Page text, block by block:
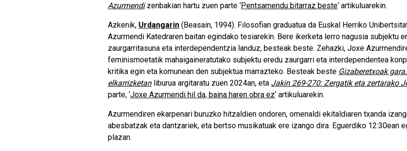
Azurmendizenbakian hartu zuen parte ‘Pentsamendu bitarraz beste‘ artikuluarekin.
Azkenik, Urdangarin (Beasain, 1994). Filosofian graduatua da Euskal Herriko
Azurmendi Katedraren baitan egindako tesiarekin. Bere ikerketa lerro nagusia subjektu
zaurgarritasuna eta interdependentzia landuz, besteak beste. Zehazki, Joxe
feminismoetatik mahaigaineratutako subjektu eredu zaurgarri eta interdependentea
kritika egin eta komunean den subjektua marrazteko. Besteak beste Gizaberetxoak
elkarrizketanliburua argitaratu zuen 2024an, eta Jakin 269-270: Zergatik eta zertarako
parte, ‘Joxe Azurmendi hil da, baina haren obra ez‘ artikuluarekin.
Azurmendiren ekarpenari buruzko hitzaldien ondoren, omenaldi ekitaldiaren txanda
abesbatzak eta dantzariek, eta bertso musikatuak ere izango dira. Eguerdiko 12:30ean
plazan.